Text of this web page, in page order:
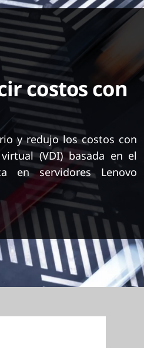
costos con
y redujo los costos con
(VDI) basada en el
en servidores Lenovo